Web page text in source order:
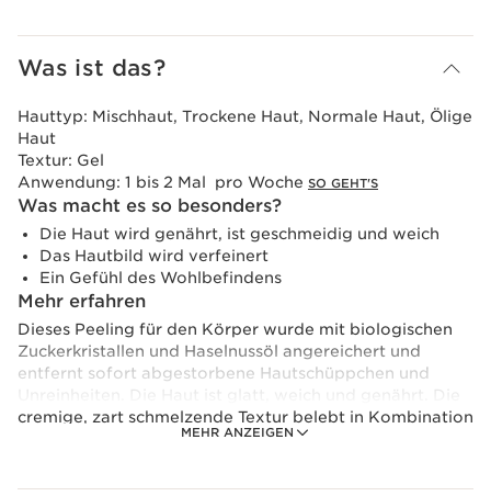
Was ist das?
MEHR ANZEIGEN
Hauttyp: Mischhaut, Trockene Haut, Normale Haut, Ölige
Haut
Textur: Gel
Anwendung: 1 bis 2 Mal pro Woche SO GEHT'S
Was macht es so besonders?
Die Haut wird genährt, ist geschmeidig und weich
Das Hautbild wird verfeinert
Ein Gefühl des Wohlbefindens
Mehr erfahren
Dieses Peeling für den Körper wurde mit biologischen
Zuckerkristallen und Haselnussöl angereichert und
entfernt sofort abgestorbene Hautschüppchen und
Unreinheiten. Die Haut ist glatt, weich und genährt. Die
cremige, zart schmelzende Textur belebt in Kombination
mit dem Duft der ätherischen Öle sofort und sorgt für